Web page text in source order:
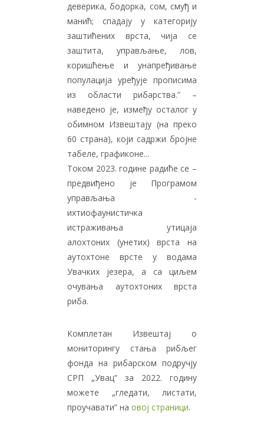
деверика, бодорка, сом, смуђ и
манић; спадају у категорију
заштићених врста, чија се
заштита, управљање, лов,
коришћење и унапређивање
популација уређује прописима
из области рибарства.” –
наведено је, између осталог у
обимном Извештају (на преко
60 страна), који садржи бројне
табеле, графиконе...
Током 2023. године радиће се –
предвиђено је Програмом
управљања -
ихтиофаунистичка
истраживања утицаја
алохтоних (унетих) врста на
аутохтоне врсте у водама
Увачких језера, а са циљем
очувања аутохтоних врста
риба.
Комплетан Извештај о
мониторингу стања рибљег
фонда на рибарском подручју
СРП „Увац” за 2022. годину
можете „гледати, листати,
проучавати” на овој страници.